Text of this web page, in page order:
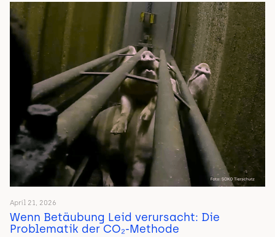
April 21, 2026
Wenn Betäubung Leid verursacht: Die
Problematik der CO₂-Methode